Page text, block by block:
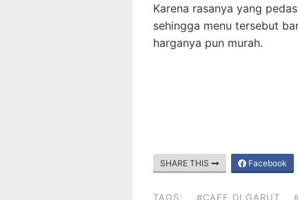
Karena rasanya yang
sehingga menu tersebut
harganya pun murah.
SHARE THIS Facebook
TAGS: #CAFE DI GARUT